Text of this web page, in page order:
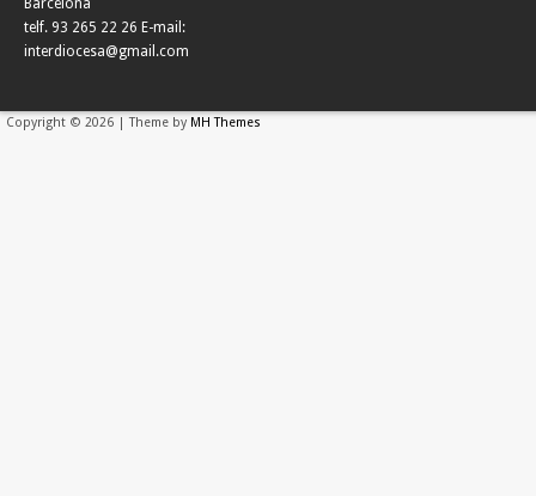
Barcelona
telf. 93 265 22 26 E-mail:
interdiocesa@gmail.com
Copyright © 2026 | Theme by MH Themes